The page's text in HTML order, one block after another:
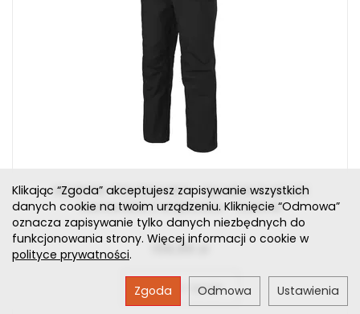
HELIKON-TEX BDU Mk2 - Spodnie bojówki
harcerskie / wojskowe - Czarne
159,99 zł
Wybierz opcje
Klikając “Zgoda” akceptujesz zapisywanie wszystkich
danych cookie na twoim urządzeniu. Kliknięcie “Odmowa”
oznacza zapisywanie tylko danych niezbędnych do
funkcjonowania strony. Więcej informacji o cookie w
polityce prywatności.
Ustawienia
Odmowa
Zgoda